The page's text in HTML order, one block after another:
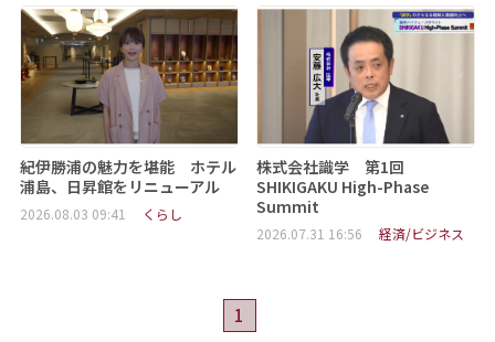
紀伊勝浦の魅力を堪能 ホテル
浦島、日昇館をリニューアル
2026.08.03 09:41 くらし
株式会社識学 第1回
SHIKIGAKU High-Phase
Summit
2026.07.31 16:56 経済/ビジネス
1